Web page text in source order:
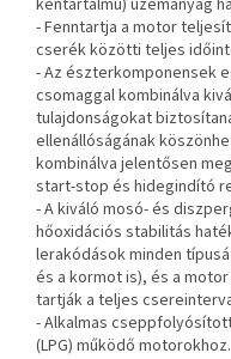
- Fenntartja a motor
cserék közötti teljes
- Az észterkomponensek
csomaggal kombinálva
tulajdonságokat
ellenállóságának
kombinálva jelentősen
start-stop és hidegindító
- A kiváló mosó- és
hőoxidációs stabilitás
lerakódások minden
és a kormot is), és a
tartják a teljes
- Alkalmas
(LPG) működő motorokhoz.